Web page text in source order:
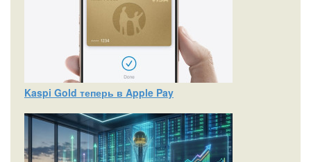
Kaspi Gold теперь в Apple Pay